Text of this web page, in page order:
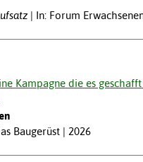
In: Forum
Kampagne die es
Baugerüst | 2026